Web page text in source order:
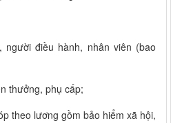
điều hành, nhân viên (bao
thưởng, phụ cấp;
theo lương gồm bảo hiểm xã hội,